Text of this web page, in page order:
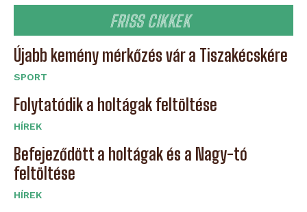
FRISS CIKKEK
Újabb kemény mérkőzés vár a Tiszakécskére
SPORT
Folytatódik a holtágak feltöltése
HÍREK
Befejeződött a holtágak és a Nagy-tó
feltöltése
HÍREK